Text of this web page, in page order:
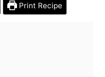
Print Recipe